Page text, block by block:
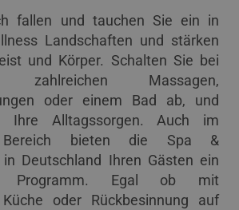
fallen und tauchen Sie ein in
Landschaften und stärken
und Körper. Schalten Sie bei
Massagen,
oder einem Bad ab, und
Ihre Alltagssorgen. Auch im
Bereich bieten die Spa &
in Deutschland Ihren Gästen ein
Programm. Egal ob mit
oder Rückbesinnung auf